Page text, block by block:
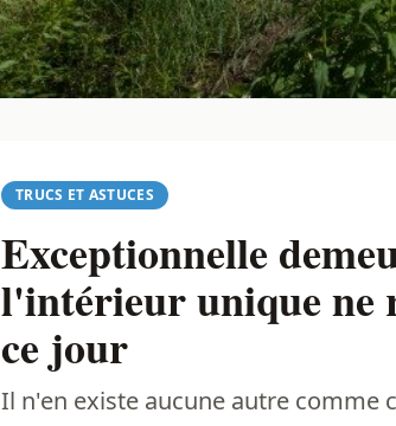
TRUCS ET ASTUCES
Exceptionnelle
l'intérieur unique ne
ce jour
Il n'en existe aucune autre comme